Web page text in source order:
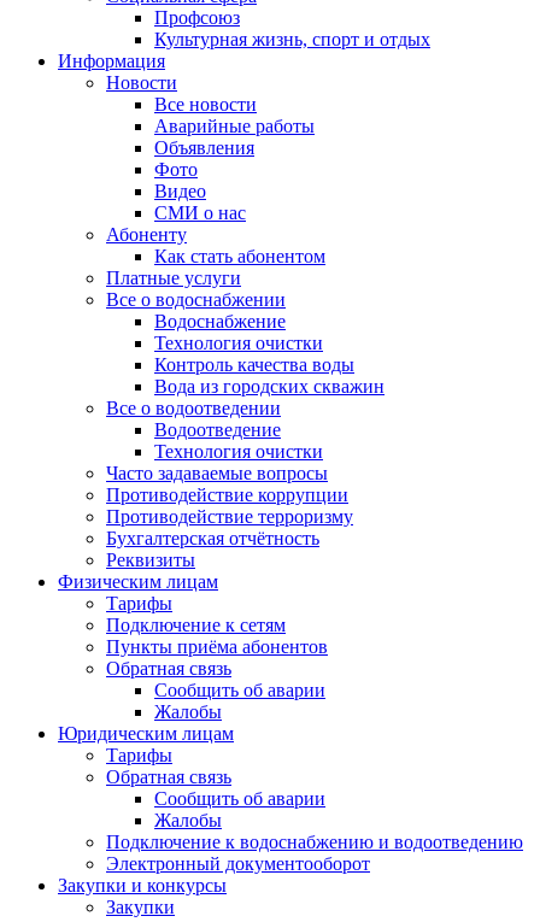
Профсоюз
Культурная жизнь, спорт и отдых
Информация
Новости
Все новости
Аварийные работы
Объявления
Фото
Видео
СМИ о нас
Абоненту
Как стать абонентом
Платные услуги
Все о водоснабжении
Водоснабжение
Технология очистки
Контроль качества воды
Вода из городских скважин
Все о водоотведении
Водоотведение
Технология очистки
Часто задаваемые вопросы
Противодействие коррупции
Противодействие терроризму
Бухгалтерская отчётность
Реквизиты
Физическим лицам
Тарифы
Подключение к сетям
Пункты приёма абонентов
Обратная связь
Сообщить об аварии
Жалобы
Юридическим лицам
Тарифы
Обратная связь
Сообщить об аварии
Жалобы
Подключение к водоснабжению и водоотведению
Электронный документооборот
Закупки и конкурсы
Закупки